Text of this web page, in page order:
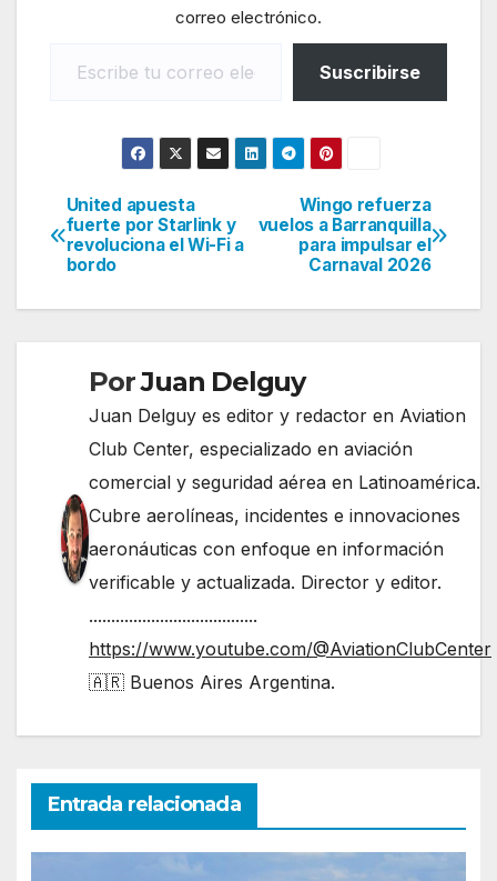
correo electrónico.
Suscribirse
Navegación
de
entradas
Wingo refuerza
vuelos a Barranquilla
para impulsar el
Carnaval 2026
United apuesta
fuerte por Starlink y
revoluciona el Wi-Fi a
bordo
PorJuan Delguy
Juan Delguy es editor y redactor en Aviation
Club Center, especializado en aviación
comercial y seguridad aérea en Latinoamérica.
Cubre aerolíneas, incidentes e innovaciones
aeronáuticas con enfoque en información
verificable y actualizada. Director y editor.
......................................
https://www.youtube.com/@AviationClubCenter
🇦🇷 Buenos Aires Argentina.
Entrada relacionada